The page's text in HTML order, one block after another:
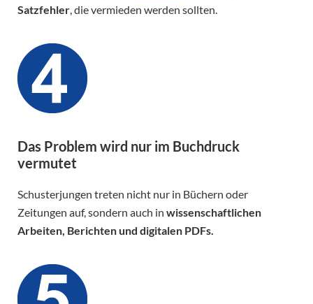
Satzfehler, die vermieden werden sollten.
Das Problem wird nur im Buchdruck
vermutet
Schusterjungen treten nicht nur in Büchern oder
Zeitungen auf, sondern auch in wissenschaftlichen
Arbeiten, Berichten und digitalen PDFs.